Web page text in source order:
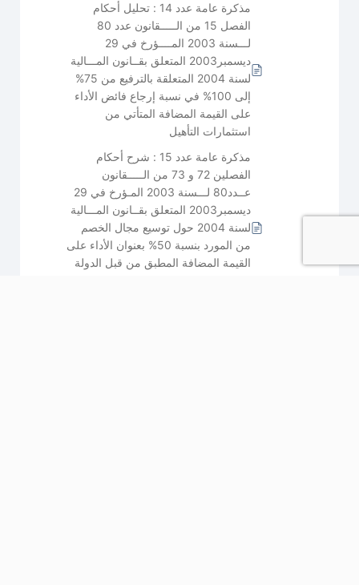
مذكرة عامة عدد 14 : تحليل أحكام
الفصل 15 من الـــــقانون عدد 80
لـــسنة 2003 المــــؤرخ في 29
ديسمبر2003 المتعلق بقــانون المـــالية
لسنة 2004 المتعلقة بالترفيع من 75%
إلى 100% في نسبة إرجاع فائض الأداء
على القيمة المضافة المتأتي من
استثمارات التأهيل
مذكرة عامة عدد 15 : شرح أحكام
الفصلين 72 و 73 من الـــــقانون
عــدد80 لـــسنة 2003 المـؤرخ في 29
ديسمبر2003 المتعلق بقــانون المـــالية
لسنة 2004 حول توسيع مجال الخصم
من المورد بنسبة 50% بعنوان الأداء على
القيمة المضافة المطبق من قبل الدولة